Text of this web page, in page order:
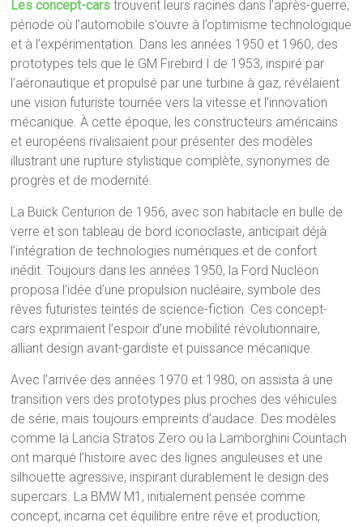
Les concept-cars trouvent leurs racines dans l’après-guerre,
période où l’automobile s’ouvre à l’optimisme technologique
et à l’expérimentation. Dans les années 1950 et 1960, des
prototypes tels que le GM Firebird I de 1953, inspiré par
l’aéronautique et propulsé par une turbine à gaz, révélaient
une vision futuriste tournée vers la vitesse et l’innovation
mécanique. À cette époque, les constructeurs américains
et européens rivalisaient pour présenter des modèles
illustrant une rupture stylistique complète, synonymes de
progrès et de modernité.
La Buick Centurion de 1956, avec son habitacle en bulle de
verre et son tableau de bord iconoclaste, anticipait déjà
l’intégration de technologies numériques et de confort
inédit. Toujours dans les années 1950, la Ford Nucleon
proposa l’idée d’une propulsion nucléaire, symbole des
rêves futuristes teintés de science-fiction. Ces concept-
cars exprimaient l’espoir d’une mobilité révolutionnaire,
alliant design avant-gardiste et puissance mécanique.
Avec l’arrivée des années 1970 et 1980, on assista à une
transition vers des prototypes plus proches des véhicules
de série, mais toujours empreints d’audace. Des modèles
comme la Lancia Stratos Zero ou la Lamborghini Countach
ont marqué l’histoire avec des lignes anguleuses et une
silhouette agressive, inspirant durablement le design des
supercars. La BMW M1, initialement pensée comme
concept, incarna cet équilibre entre rêve et production,